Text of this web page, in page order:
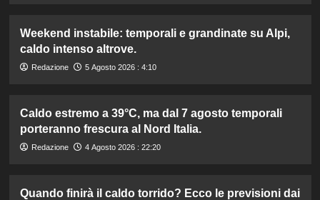
Weekend instabile: temporali e grandinate su Alpi,
caldo intenso altrove.
Redazione 5 Agosto 2026 : 4:10
Caldo estremo a 39°C, ma dal 7 agosto temporali
porteranno frescura al Nord Italia.
Redazione 4 Agosto 2026 : 22:20
Quando finirà il caldo torrido? Ecco le previsioni dai